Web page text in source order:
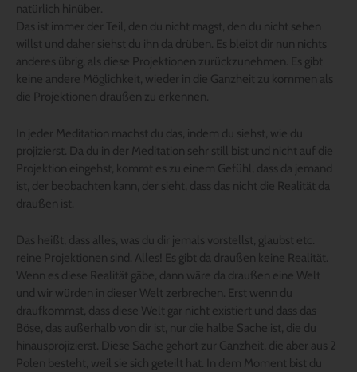
natürlich hinüber.
Das ist immer der Teil, den du nicht magst, den du nicht sehen
willst und daher siehst du ihn da drüben. Es bleibt dir nun nichts
anderes übrig, als diese Projektionen zurückzunehmen. Es gibt
keine andere Möglichkeit, wieder in die Ganzheit zu kommen als
die Projektionen draußen zu erkennen.
In jeder Meditation machst du das, indem du siehst, wie du
projizierst. Da du in der Meditation sehr still bist und nicht auf die
Projektion eingehst, kommt es zu einem Gefühl, dass da jemand
ist, der beobachten kann, der sieht, dass das nicht die Realität da
draußen ist.
Das heißt, dass alles, was du dir jemals vorstellst, glaubst etc.
reine Projektionen sind. Alles! Es gibt da draußen keine Realität.
Wenn es diese Realität gäbe, dann wäre da draußen eine Welt
und wir würden in dieser Welt zerbrechen. Erst wenn du
draufkommst, dass diese Welt gar nicht existiert und dass das
Böse, das außerhalb von dir ist, nur die halbe Sache ist, die du
hinausprojizierst. Diese Sache gehört zur Ganzheit, die aber aus 2
Polen besteht, weil sie sich geteilt hat. In dem Moment bist du